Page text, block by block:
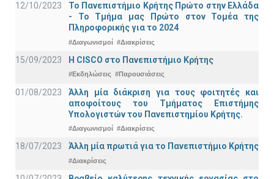
12/10/2023
Το Πανεπιστήμιο Κρήτης Πρώτο στην Ελλάδα
- Το Τμήμα μας Πρώτο στον Τομέα της
Πληροφορικής για το 2024
#Διαγωνισμοί #Διακρίσεις
15/09/2023 Η CISCO στο Πανεπιστήμιο Κρήτης
#Εκδηλώσεις #Παρουσιάσεις
01/08/2023
Άλλη μία διάκριση για τους φοιτητές και
αποφοίτους του Τμήματος Επιστήμης
Υπολογιστών του Πανεπιστημίου Κρήτης.
#Διαγωνισμοί #Διακρίσεις
18/07/2023 Άλλη μία πρωτιά για το Πανεπιστήμιο Κρήτης
#Διακρίσεις